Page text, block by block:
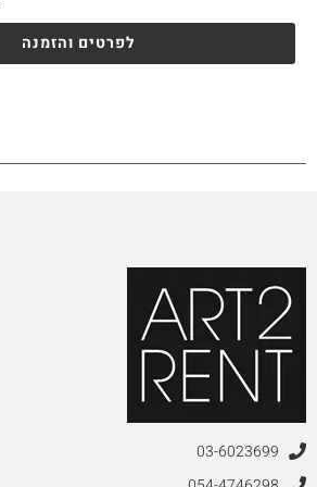
לפרטים והזמנה
03-6023699